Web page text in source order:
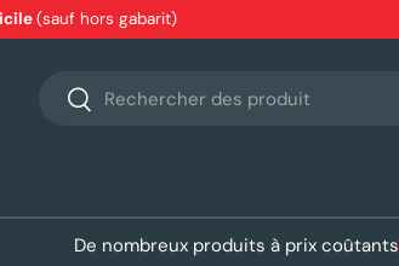
(sauf hors gabarit)
Recherche
Rechercher
De nombreux produits à prix coûtants